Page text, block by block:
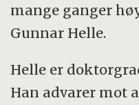
mange ganger
Gunnar Helle.
Helle er
Han advarer mot